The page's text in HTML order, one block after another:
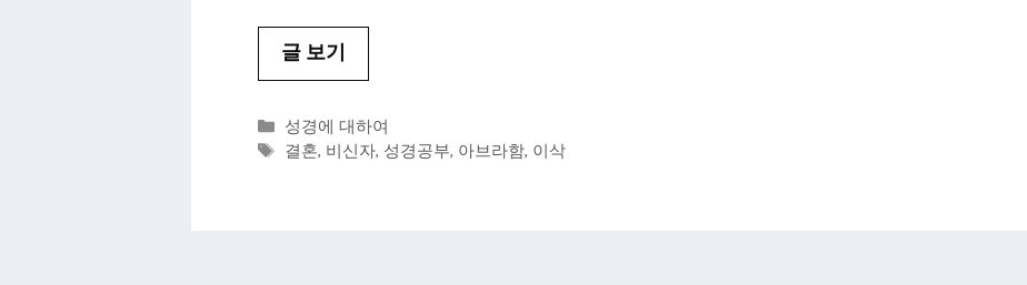
글 보기
카
테
성경에 대하여
태
결혼, 비신자, 성경공부, 아브라함, 이삭